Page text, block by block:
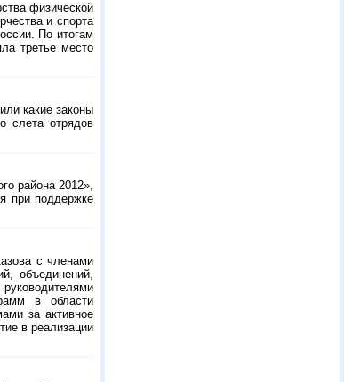
физической
и спорта
По итогам
третье место
какие законы
слета отрядов
района 2012»,
при поддержке
с членами
объединений,
в области
за активное
в реализации